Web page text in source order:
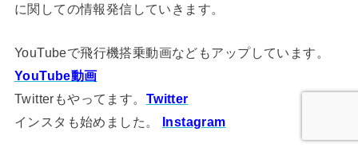
に関しての情報発信していきます。
YouTubeで飛行機搭乗動画などもアップしています。
YouTube動画
Twitterもやってます。 Twitter
インスタも始めました。 Instagram